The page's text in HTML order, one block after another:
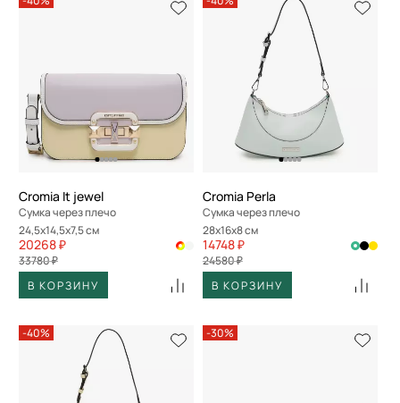
Cromia It jewel
Сумка через плечо
24,5x14,5x7,5 см
20268 ₽
33780 ₽
В КОРЗИНУ
Cromia Perla
Сумка через плечо
28x16x8 см
14748 ₽
24580 ₽
В КОРЗИНУ
-40% -30%